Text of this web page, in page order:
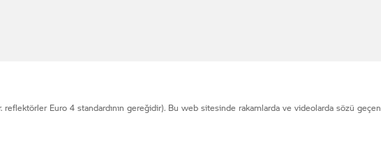
Euro 4 standardının gereğidir). Bu web sitesinde rakamlarda ve videolarda sözü geçen